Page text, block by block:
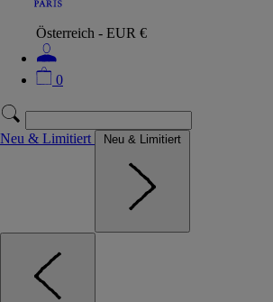
Österreich - EUR €
0
Neu & Limitiert Neu & Limitiert